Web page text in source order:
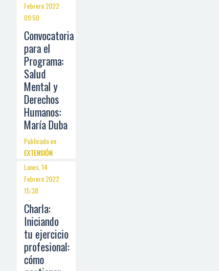
Febrero 2022
09:50
Convocatoria
para el
Programa:
Salud
Mental y
Derechos
Humanos:
María Duba
Publicado en
EXTENSIÓN
Lunes, 14
Febrero 2022
15:38
Charla:
Iniciando
tu ejercicio
profesional:
cómo